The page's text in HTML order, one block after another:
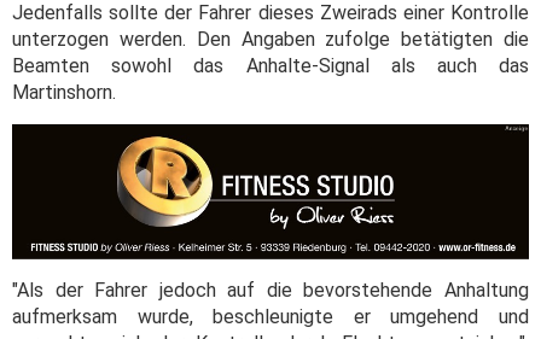
Jedenfalls sollte der Fahrer dieses Zweirads einer Kontrolle
unterzogen werden. Den Angaben zufolge betätigten die
Beamten sowohl das Anhalte-Signal als auch das
Martinshorn.
"Als der Fahrer jedoch auf die bevorstehende Anhaltung
aufmerksam wurde, beschleunigte er umgehend und